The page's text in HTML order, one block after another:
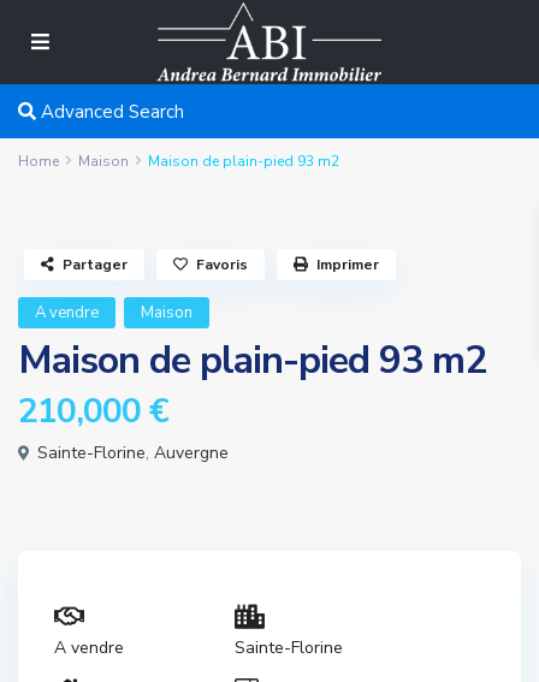
Advanced Search
Home Maison Maison de plain-pied 93 m2
A vendre Maison
Maison de plain-pied 93 m2
210,000 €
Sainte-Florine, Auvergne
Partager Favoris Imprimer
A vendre Sainte-Florine